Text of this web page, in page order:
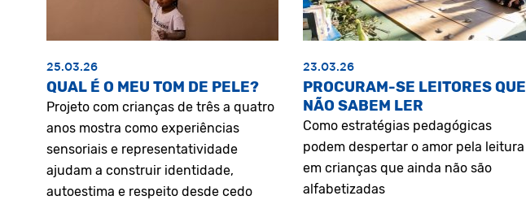
25.03.26
QUAL É O MEU TOM DE PELE?
Projeto com crianças de três a quatro
anos mostra como experiências
sensoriais e representatividade
ajudam a construir identidade,
autoestima e respeito desde cedo
23.03.26
PROCURAM-SE LEITORES QUE
NÃO SABEM LER
Como estratégias pedagógicas
podem despertar o amor pela leitura
em crianças que ainda não são
alfabetizadas